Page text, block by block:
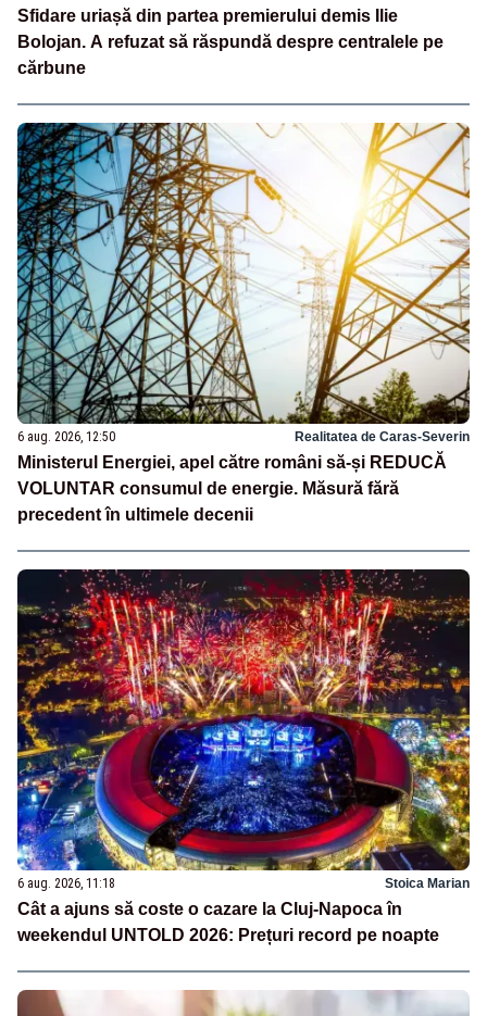
Sfidare uriașă din partea premierului demis Ilie
Bolojan. A refuzat să răspundă despre centralele pe
cărbune
6 aug. 2026, 12:50 Realitatea de Caras-Severin
Ministerul Energiei, apel către români să-și REDUCĂ
VOLUNTAR consumul de energie. Măsură fără
precedent în ultimele decenii
6 aug. 2026, 11:18 Stoica Marian
Cât a ajuns să coste o cazare la Cluj-Napoca în
weekendul UNTOLD 2026: Prețuri record pe noapte